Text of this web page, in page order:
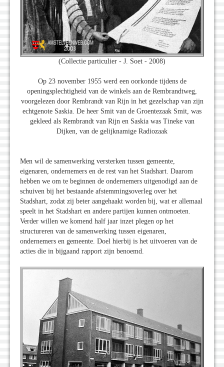
(Collectie particulier - J. Soet - 2008)
Op 23 november 1955 werd een oorkonde tijdens de
openingsplechtigheid van de winkels aan de Rembrandtweg,
voorgelezen door Rembrandt van Rijn in het gezelschap van zijn
echtgenote Saskia. De heer Smit van de Groentezaak Smit, was
gekleed als Rembrandt van Rijn en Saskia was Tineke van
Dijken, van de gelijknamige Radiozaak
Men wil de samenwerking versterken tussen gemeente,
eigenaren, ondernemers en de rest van het Stadshart. Daarom
hebben we om te beginnen de ondernemers uitgenodigd aan de
schuiven bij het bestaande afstemmingsoverleg over het
Stadshart, zodat zij beter aangehaakt worden bij, wat er allemaal
speelt in het Stadshart en andere partijen kunnen ontmoeten.
Verder willen we komend half jaar inzet plegen op het
structureren van de samenwerking tussen eigenaren,
ondernemers en gemeente. Doel hierbij is het uitvoeren van de
acties die in bijgaand rapport zijn benoemd.